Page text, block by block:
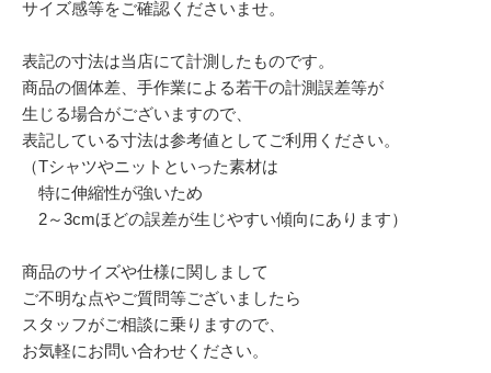
サイズ感等をご確認くださいませ。
表記の寸法は当店にて計測したものです。
商品の個体差、手作業による若干の計測誤差等が
生じる場合がございますので、
表記している寸法は参考値としてご利用ください。
（Tシャツやニットといった素材は
特に伸縮性が強いため
2～3cmほどの誤差が生じやすい傾向にあります）
商品のサイズや仕様に関しまして
ご不明な点やご質問等ございましたら
スタッフがご相談に乗りますので、
お気軽にお問い合わせください。